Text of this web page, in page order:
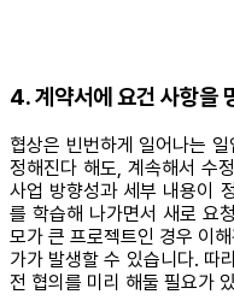
4. 계약서에 요건 사항을
협상은 빈번하게 일어나는
정해진다 해도, 계속해서 수
사업 방향성과 세부 내용이
를 학습해 나가면서 새로 요
모가 큰 프로젝트인 경우 이
가가 발생할 수 있습니다. 따
전 협의를 미리 해둘 필요가